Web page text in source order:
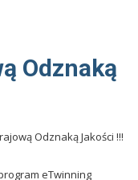
Odznaką
Odznaką Jakości !!!
eTwinning